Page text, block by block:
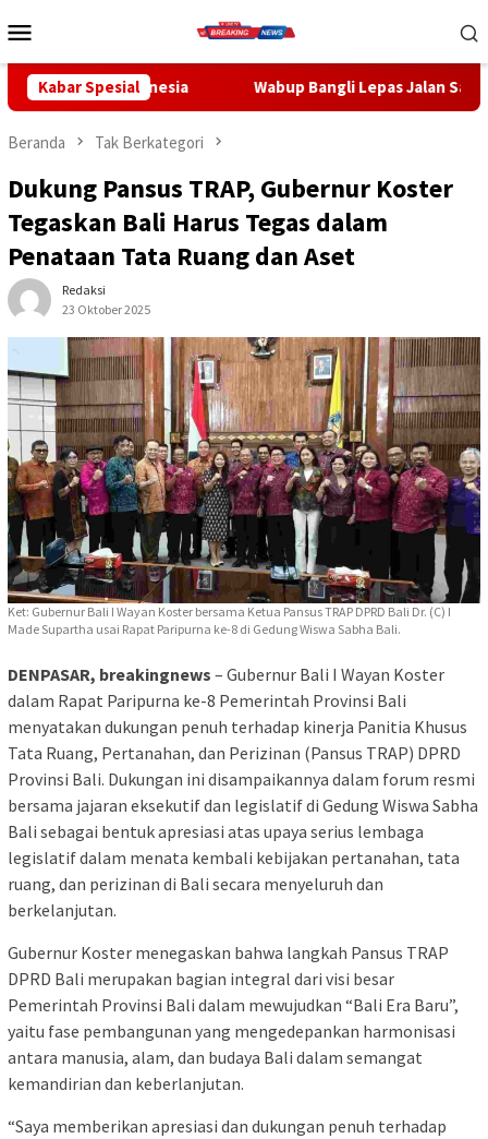
ke
Mobile
Kabar SpesialWabup Bangli Lepas Jalan Santai, Awali Rangkaian
Beranda Tak Berkategori
Dukung Pansus TRAP, Gubernur Koster
Tegaskan Bali Harus Tegas dalam
Penataan Tata Ruang dan Aset
Redaksi
23 Oktober 2025
Ket: Gubernur Bali I Wayan Koster bersama Ketua Pansus TRAP DPRD Bali Dr. (C) I
Made Supartha usai Rapat Paripurna ke-8 di Gedung Wiswa Sabha Bali.
DENPASAR, breakingnews – Gubernur Bali I Wayan Koster
dalam Rapat Paripurna ke-8 Pemerintah Provinsi Bali
menyatakan dukungan penuh terhadap kinerja Panitia Khusus
Tata Ruang, Pertanahan, dan Perizinan (Pansus TRAP) DPRD
Provinsi Bali. Dukungan ini disampaikannya dalam forum resmi
bersama jajaran eksekutif dan legislatif di Gedung Wiswa Sabha
Bali sebagai bentuk apresiasi atas upaya serius lembaga
legislatif dalam menata kembali kebijakan pertanahan, tata
ruang, dan perizinan di Bali secara menyeluruh dan
berkelanjutan.
Gubernur Koster menegaskan bahwa langkah Pansus TRAP
DPRD Bali merupakan bagian integral dari visi besar
Pemerintah Provinsi Bali dalam mewujudkan “Bali Era Baru”,
yaitu fase pembangunan yang mengedepankan harmonisasi
antara manusia, alam, dan budaya Bali dalam semangat
kemandirian dan keberlanjutan.
“Saya memberikan apresiasi dan dukungan penuh terhadap